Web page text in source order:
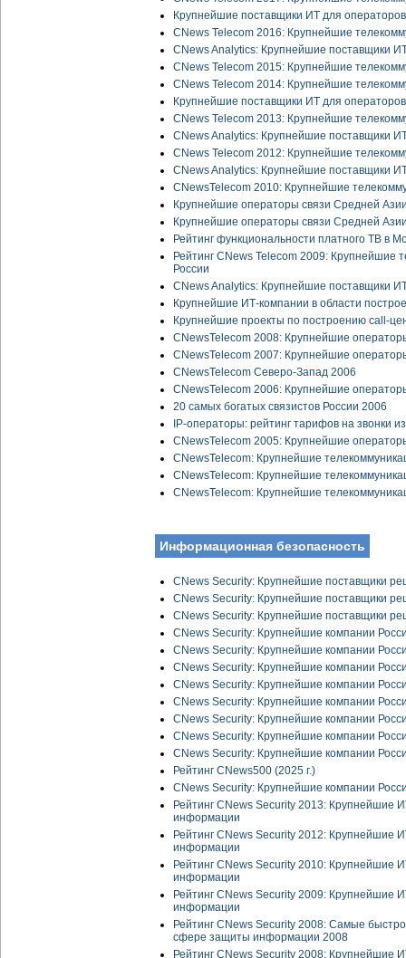
Крупнейшие поставщики ИТ для
CNews Telecom 2016: Крупнейшие
CNews Analytics: Крупнейшие поставщики
CNews Telecom 2015: Крупнейшие
CNews Telecom 2014: Крупнейшие
Крупнейшие поставщики ИТ для
CNews Telecom 2013: Крупнейшие
CNews Analytics: Крупнейшие поставщики
CNews Telecom 2012: Крупнейшие
CNews Analytics: Крупнейшие поставщики
CNewsTelecom 2010: Крупнейшие
Крупнейшие операторы связи Средней
Крупнейшие операторы связи Средней
Рейтинг функциональности платного ТВ в
Рейтинг CNews Telecom 2009: Крупнейшие
России
CNews Analytics: Крупнейшие поставщики
Крупнейшие ИТ-компании в области
Крупнейшие проекты по построению call-
CNewsTelecom 2008: Крупнейшие
CNewsTelecom 2007: Крупнейшие
CNewsTelecom Северо-Запад 2006
CNewsTelecom 2006: Крупнейшие
20 самых богатых связистов России 2006
IP-операторы: рейтинг тарифов на звонки
CNewsTelecom 2005: Крупнейшие
CNewsTelecom: Крупнейшие
CNewsTelecom: Крупнейшие
CNewsTelecom: Крупнейшие
Информационная безопасность
CNews Security: Крупнейшие поставщики
CNews Security: Крупнейшие поставщики
CNews Security: Крупнейшие поставщики
CNews Security: Крупнейшие компании
CNews Security: Крупнейшие компании
CNews Security: Крупнейшие компании
CNews Security: Крупнейшие компании
CNews Security: Крупнейшие компании
CNews Security: Крупнейшие компании
CNews Security: Крупнейшие компании
CNews Security: Крупнейшие компании
Рейтинг CNews500 (2025 г.)
CNews Security: Крупнейшие компании
Рейтинг CNews Security 2013: Крупнейшие
информации
Рейтинг CNews Security 2012: Крупнейшие
информации
Рейтинг CNews Security 2010: Крупнейшие
информации
Рейтинг CNews Security 2009: Крупнейшие
информации
Рейтинг CNews Security 2008: Самые
сфере защиты информации 2008
Рейтинг CNews Security 2008: Крупнейшие